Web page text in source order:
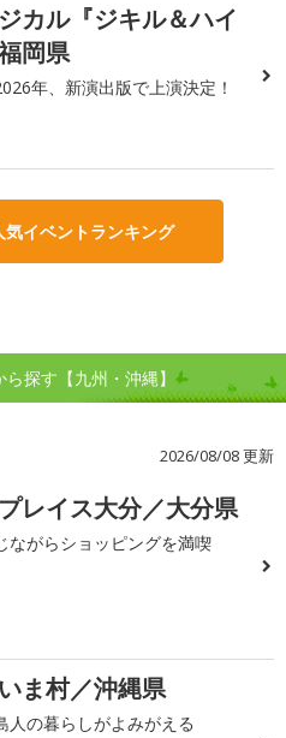
カル『ジキル＆ハイ
岡県
年、新演出版で上演決定！
気イベントランキング
探す【九州・沖縄】
2026/08/08 更新
レイス大分／大分県
ながらショッピングを満喫
ま村／沖縄県
人の暮らしがよみがえる